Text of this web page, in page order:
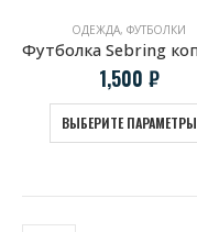
ОДЕЖДА, ФУТБОЛКИ
1,500 ₽
ВЫБЕРИТЕ ПАРАМЕТРЫ